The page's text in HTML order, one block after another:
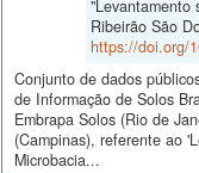
"Levantamento
Ribeirão São
https://doi.org/
Conjunto de dados
de Informação de Solos
Embrapa Solos (Rio de
(Campinas), referente ao
Microbacia...